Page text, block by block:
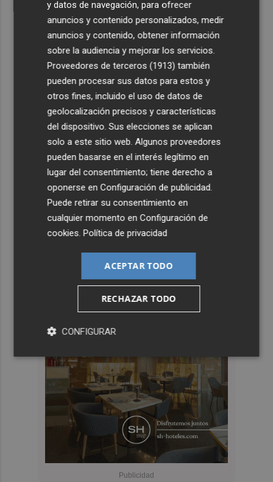
y datos de navegación, para ofrecer
anuncios y contenido personalizados, medir
anuncios y contenido, obtener información
sobre la audiencia y mejorar los servicios.
Proveedores de terceros (1913) también
pueden procesar sus datos para estos y
otros fines, incluido el uso de datos de
geolocalización precisos y características
del dispositivo. Sus elecciones se aplican
solo a este sitio web. Algunos proveedores
pueden basarse en el interés legítimo en
lugar del consentimiento; tiene derecho a
oponerse enConfiguración de publicidad
Puede retirar su consentimiento en
cualquier momento enConfiguración de
cookies .Política de privacidad
ACEPTAR TODO
RECHAZAR TODO
CONFIGURAR